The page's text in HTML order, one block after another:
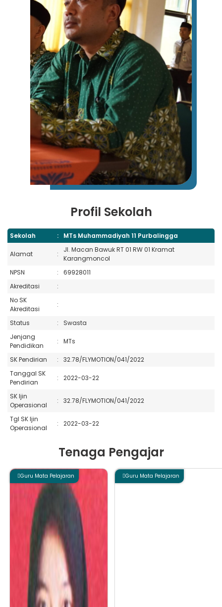
Profil Sekolah
Sekolah : MTs Muhammadiyah 11 Purbalingga
Alamat :
Jl. Macan Bawuk RT 01 RW 01 Kramat
Karangmoncol
NPSN
:
69928011
Akreditasi
:
No SK
Akreditasi
:
Status :
Swasta
Jenjang
Pendidikan
: MTs
SK Pendirian :
32.78/FLYMOTION/041/2022
Tanggal SK
Pendirian
: 2022-03-22
SK Ijin
Operasional
: 32.78/FLYMOTION/041/2022
Tgl SK Ijin
Operasional
: 2022-03-22
Tenaga Pengajar
Guru Mata Pelajaran Guru Mata Pelajaran